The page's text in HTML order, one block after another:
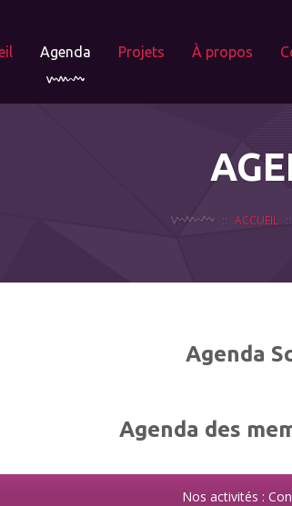
Agenda Projets À propos
ACCUEIL
Agenda
Agenda des
Nos activités :